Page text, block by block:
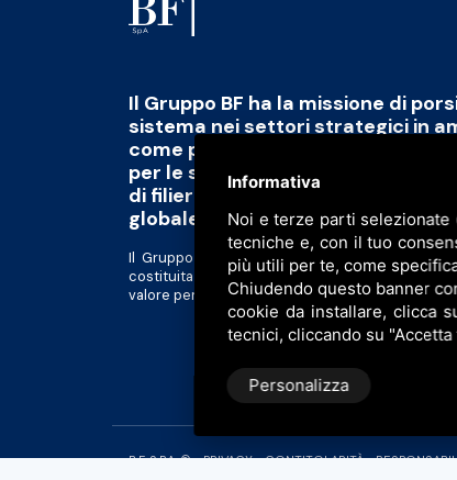
Il Gruppo BF ha la missione di
sistema nei settori strategici in
come polo di eccellenza capace
per le sfide del futuro abbinato
di filiera di qualità, scalabile e
globale
Il Gruppo BF è divenuto una piattaforma al
costituita da realtà tra loro complementari in
valore per gli azionisti e tutti gli altri stakeholder.
B.F. S.P.A. © •PRIVACY•CONTITOLARITÀ•
Informativa
Noi e terze parti selezionate
tecniche e, con il tuo
più utili per te, come
Chiudendo questo banner
cookie da installare, clicca
tecnici, cliccando su
Personalizza